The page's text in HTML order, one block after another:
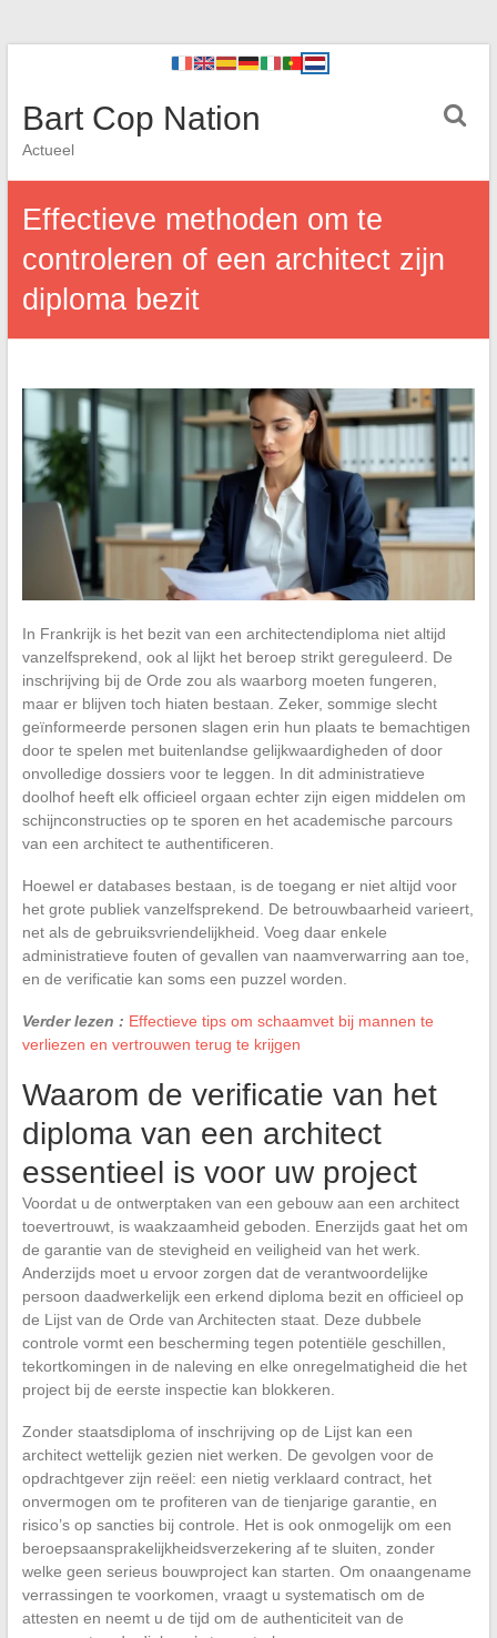
Bart Cop Nation
Actueel
Effectieve methoden om te
controleren of een architect zijn
diploma bezit
In Frankrijk is het bezit van een architectendiploma niet altijd
vanzelfsprekend, ook al lijkt het beroep strikt gereguleerd. De
inschrijving bij de Orde zou als waarborg moeten fungeren,
maar er blijven toch hiaten bestaan. Zeker, sommige slecht
geïnformeerde personen slagen erin hun plaats te bemachtigen
door te spelen met buitenlandse gelijkwaardigheden of door
onvolledige dossiers voor te leggen. In dit administratieve
doolhof heeft elk officieel orgaan echter zijn eigen middelen om
schijnconstructies op te sporen en het academische parcours
van een architect te authentificeren.
Hoewel er databases bestaan, is de toegang er niet altijd voor
het grote publiek vanzelfsprekend. De betrouwbaarheid varieert,
net als de gebruiksvriendelijkheid. Voeg daar enkele
administratieve fouten of gevallen van naamverwarring aan toe,
en de verificatie kan soms een puzzel worden.
Verder lezen : Effectieve tips om schaamvet bij mannen te
verliezen en vertrouwen terug te krijgen
Waarom de verificatie van het
diploma van een architect
essentieel is voor uw project
Voordat u de ontwerptaken van een gebouw aan een architect
toevertrouwt, is waakzaamheid geboden. Enerzijds gaat het om
de garantie van de stevigheid en veiligheid van het werk.
Anderzijds moet u ervoor zorgen dat de verantwoordelijke
persoon daadwerkelijk een erkend diploma bezit en officieel op
de Lijst van de Orde van Architecten staat. Deze dubbele
controle vormt een bescherming tegen potentiële geschillen,
tekortkomingen in de naleving en elke onregelmatigheid die het
project bij de eerste inspectie kan blokkeren.
Zonder staatsdiploma of inschrijving op de Lijst kan een
architect wettelijk gezien niet werken. De gevolgen voor de
opdrachtgever zijn reëel: een nietig verklaard contract, het
onvermogen om te profiteren van de tienjarige garantie, en
risico’s op sancties bij controle. Het is ook onmogelijk om een
beroepsaansprakelijkheidsverzekering af te sluiten, zonder
welke geen serieus bouwproject kan starten. Om onaangename
verrassingen te voorkomen, vraagt u systematisch om de
attesten en neemt u de tijd om de authenticiteit van de